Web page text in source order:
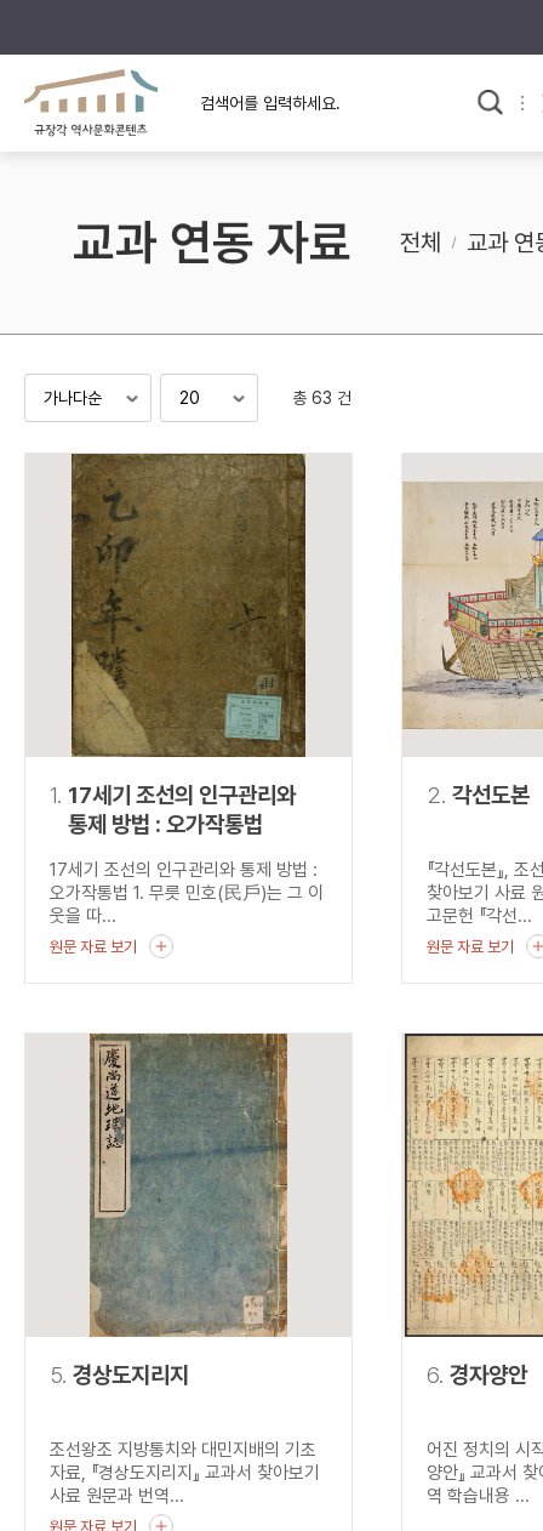
규장각의 어제와 오늘
규장각 소개영상
사료와 문학으로 본
고대
고려
조선 후기
검색 연산자 사용안내
연산자
AND 정조 AND 정약용
“정조”와 “정약
색
정조 OR 정약용 “정조” 또는 “정
NOT 정조 NOT 정약용
“정조”가 나온
료를 검색
동시에 여러 개의 연산자를 사용할 수 있습니다.
교과 연동 자료 전체 교과 연
총 63 건
1. 17세기 조선의 인구관리와
통제 방법 : 오가작통법
17세기 조선의 인구관리와 통제 방법 :
오가작통법 1. 무릇 민호(民戶)는 그 이
웃을 따...
원문 자료 보기
2. 각선도본
『각선도본』,
찾아보기 사료
고문헌 『각선...
원문 자료 보기
5. 경상도지리지
조선왕조 지방통치와 대민지배의 기초
자료, 『경상도지리지』 교과서 찾아보기
사료 원문과 번역...
원문 자료 보기
6. 경자양안
어진 정치의 시
양안』 교과서
역 학습내용 ...